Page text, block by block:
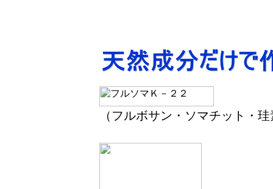
（フルボサン・ソマチット・